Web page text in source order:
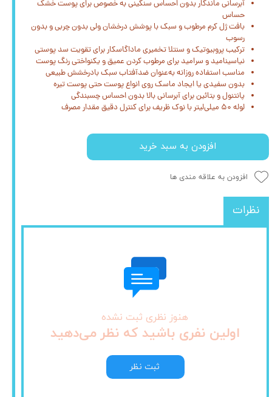
آبرسانی ماندگار بدون احساس سنگینی به خصوص برای پوست خشک
حساس
بافت ژل‌ کرم مرطوب و سبک با پوشش درخشان ولی بدون چربی و بدون
رسوب
ترکیب پروبیوتیک و سنتلا تخمیری ماداگاسکار برای تقویت سد پوستی
نیاسینامید و سرامید برای مرطوب کردن عمیق و یکنواختی رنگ پوست
مناسب استفاده روزانه به‌عنوان ضدآفتاب سبک بادرخشش طبیعی
بدون سفیدی یا ایجاد ماسک روی انواع پوست حتی پوست تیره
پانتنول و بتائین برای آبرسانی بالا بدون احساس چسبندگی
لوله ۵۰ میلی‌لیتر با نوک ظریف برای کنترل دقیق مقدار مصرف
افزودن به سبد خرید
افزودن به علاقه مندی ها
نظرات
هنوز نظری ثبت نشده
اولین نفری باشید که نظر می‌دهید
ثبت نظر